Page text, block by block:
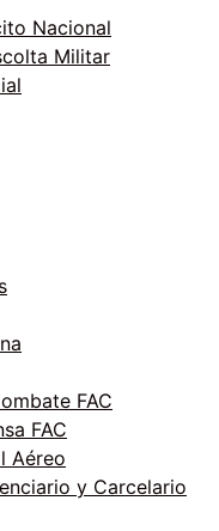
Nacional
Militar
FAC
FAC
Aéreo
y Carcelario